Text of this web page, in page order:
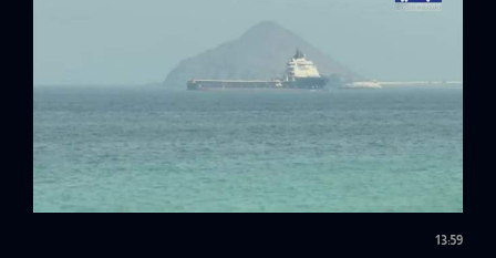
13:59